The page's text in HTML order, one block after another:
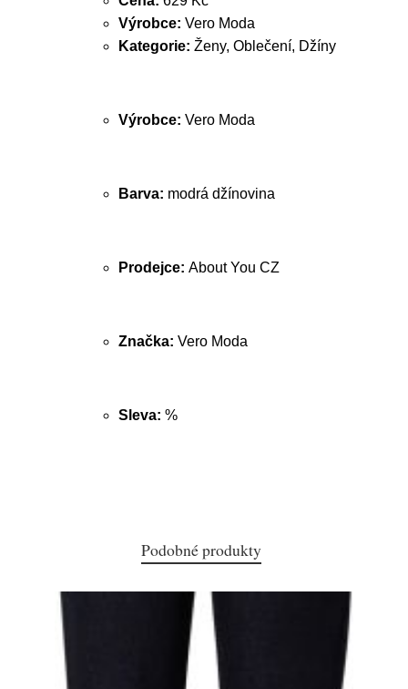
Výrobce: Vero Moda
Kategorie: Ženy, Oblečení, Džíny
Výrobce: Vero Moda
Barva: modrá džínovina
Prodejce: About You CZ
Značka: Vero Moda
Sleva: %
Podobné produkty